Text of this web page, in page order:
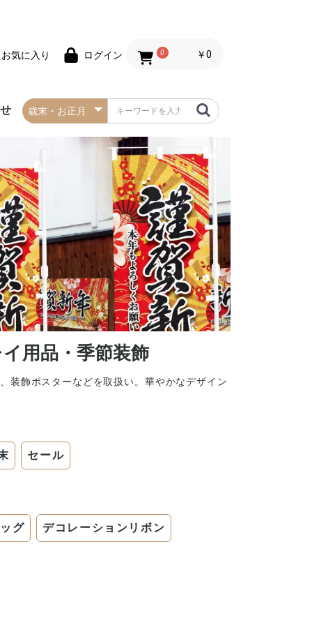
お気に入り ログイン 0 ￥0
春の防炎タペストリー
夏の防炎タペストリー
秋・ハロウィンの防炎
冬・クリスマスの防炎
お正月の防炎タペスト
バレンタインデーの防
セールの防炎タペスト
用品・季節装飾
装飾ポスターなどを取扱い。華やかなデザイン
セール
グ デコレーションリボン